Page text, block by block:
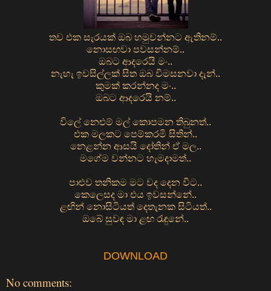
තව එක සැරයක් ඔබ හමුවන්නට ඇතිනම්..
නොසඟවා පවසන්නම්..
ඔබට ආදරෙයි මං..
නැහැ ඉවසිල්ලක් සිත ඔබ විමසනවා දැන්..
කුමක් කරන්නද මං..
ඔබට ආදරෙයි නම්..
විලේ නෙළුම් මල් කොපමන තිබුනත්..
එක මලකට පෙම්කරමි සිතින්..
නෙළන්න ආසයි දෝතින් ඒ මල..
මගේම වන්නට හැමදාමත්..
පාළුව තනිකම මට වද දෙන විට..
කෙලෙසද මා එය ඉවසන්නේ..
ළඟින් නොසිටියත් දෙතැනක සිටියත්..
ඔබේ සුවඳ මා ළඟ රැඳුනේ..
DOWNLOAD
No comments: